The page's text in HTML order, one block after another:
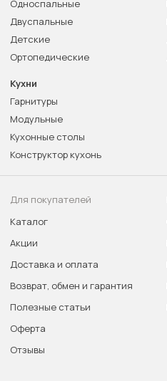
Односпальные
Двуспальные
Детские
Ортопедические
Кухни
Гарнитуры
Модульные
Кухонные столы
Конструктор кухонь
Для покупателей
Каталог
Акции
Доставка и оплата
Возврат, обмен и гарантия
Полезные статьи
Оферта
Отзывы